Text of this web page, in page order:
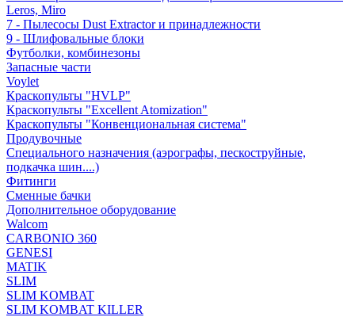
Leros, Miro
7 - Пылесосы Dust Extractor и принадлежности
9 - Шлифовальные блоки
Футболки, комбинезоны
Запасные части
Voylet
Краскопульты "HVLP"
Краскопульты "Excellent Atomization"
Краскопульты "Конвенциональная система"
Продувочные
Специального назначения (аэрографы, пескоструйные,
подкачка шин....)
Фитинги
Сменные бачки
Дополнительное оборудование
Walcom
CARBONIO 360
GENESI
MATIK
SLIM
SLIM KOMBAT
SLIM KOMBAT KILLER